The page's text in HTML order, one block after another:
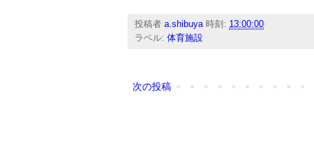
投稿者 a.shibuya 時刻: 13:00:00
ラベル: 体育施設
次の投稿